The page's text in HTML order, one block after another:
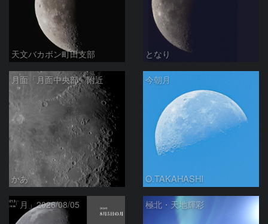
天文バカボン町田支部 となり
月面「月面中央部」附近
かあ
今朝月
O.TAKAHASHI
「月」2026/08/05 極北・天地輝彩